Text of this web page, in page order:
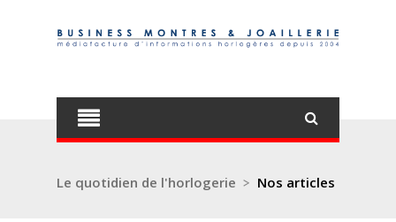
Le quotidien de l'horlogerie > Nos articles